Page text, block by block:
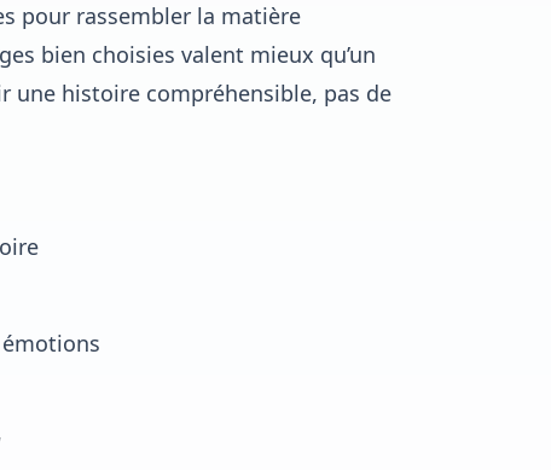
pour rassembler la matière
bien choisies valent mieux qu’un
une histoire compréhensible, pas de